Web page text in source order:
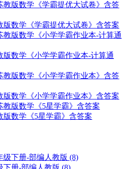
版数学《学霸提优大试卷》含答案
版数学《小学学霸作业本-计算通
版数学《小学学霸作业本》含答案
版数学《5星学霸》含答案
下册-部编人教版 (8)